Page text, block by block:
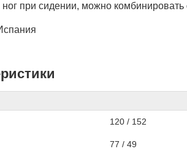
при сидении, можно
120 / 152
77 / 49